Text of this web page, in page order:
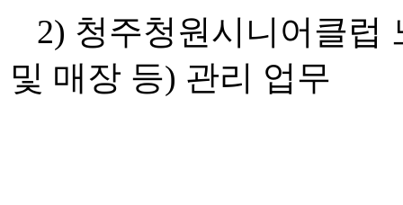
2) 청주청원시니어클럽
및 매장 등) 관리 업무